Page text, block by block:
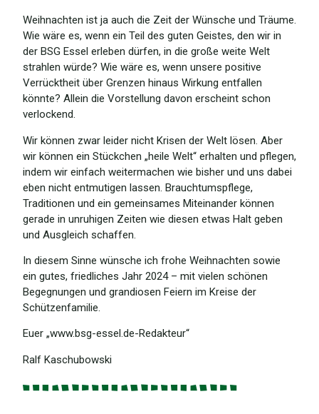
Weihnachten ist ja auch die Zeit der Wünsche und Träume.
Wie wäre es, wenn ein Teil des guten Geistes, den wir in
der BSG Essel erleben dürfen, in die große weite Welt
strahlen würde? Wie wäre es, wenn unsere positive
Verrücktheit über Grenzen hinaus Wirkung entfallen
könnte? Allein die Vorstellung davon erscheint schon
verlockend.
Wir können zwar leider nicht Krisen der Welt lösen. Aber
wir können ein Stückchen „heile Welt“ erhalten und pflegen,
indem wir einfach weitermachen wie bisher und uns dabei
eben nicht entmutigen lassen. Brauchtumspflege,
Traditionen und ein gemeinsames Miteinander können
gerade in unruhigen Zeiten wie diesen etwas Halt geben
und Ausgleich schaffen.
In diesem Sinne wünsche ich frohe Weihnachten sowie
ein gutes, friedliches Jahr 2024 – mit vielen schönen
Begegnungen und grandiosen Feiern im Kreise der
Schützenfamilie.
Euer „www.bsg-essel.de-Redakteur“
Ralf Kaschubowski